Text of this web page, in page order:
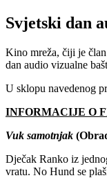
Svjetski dan
Kino mreža, čiji je
dan audio vizualne
U sklopu navedenog
INFORMACIJE O
Vuk samotnjak
Dječak Ranko iz
vratu. No Hund se